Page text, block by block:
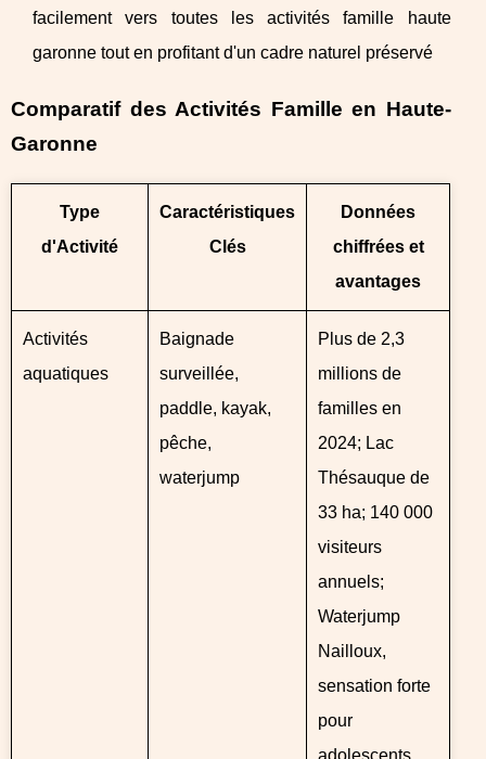
facilement vers toutes les activités famille haute
garonne tout en profitant d'un cadre naturel préservé
Comparatif des Activités Famille en Haute-
Garonne
Type
d'Activité
Caractéristiques
Clés
Données
chiffrées et
avantages
Activités
aquatiques
Baignade
surveillée,
paddle, kayak,
pêche,
waterjump
Plus de 2,3
millions de
familles en
2024; Lac
Thésauque de
33 ha; 140 000
visiteurs
annuels;
Waterjump
Nailloux,
sensation forte
pour